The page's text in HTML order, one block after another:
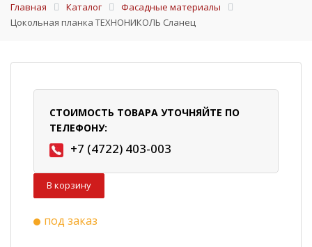
Главная Каталог
Фасадные материалы
Цокольная планка ТЕХНОНИКОЛЬ Сланец
СТОИМОСТЬ ТОВАРА УТОЧНЯЙТЕ ПО
ТЕЛЕФОНУ:
+7 (4722) 403-003
В корзину
под заказ